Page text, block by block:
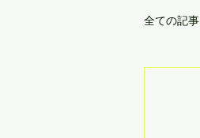
全ての記事